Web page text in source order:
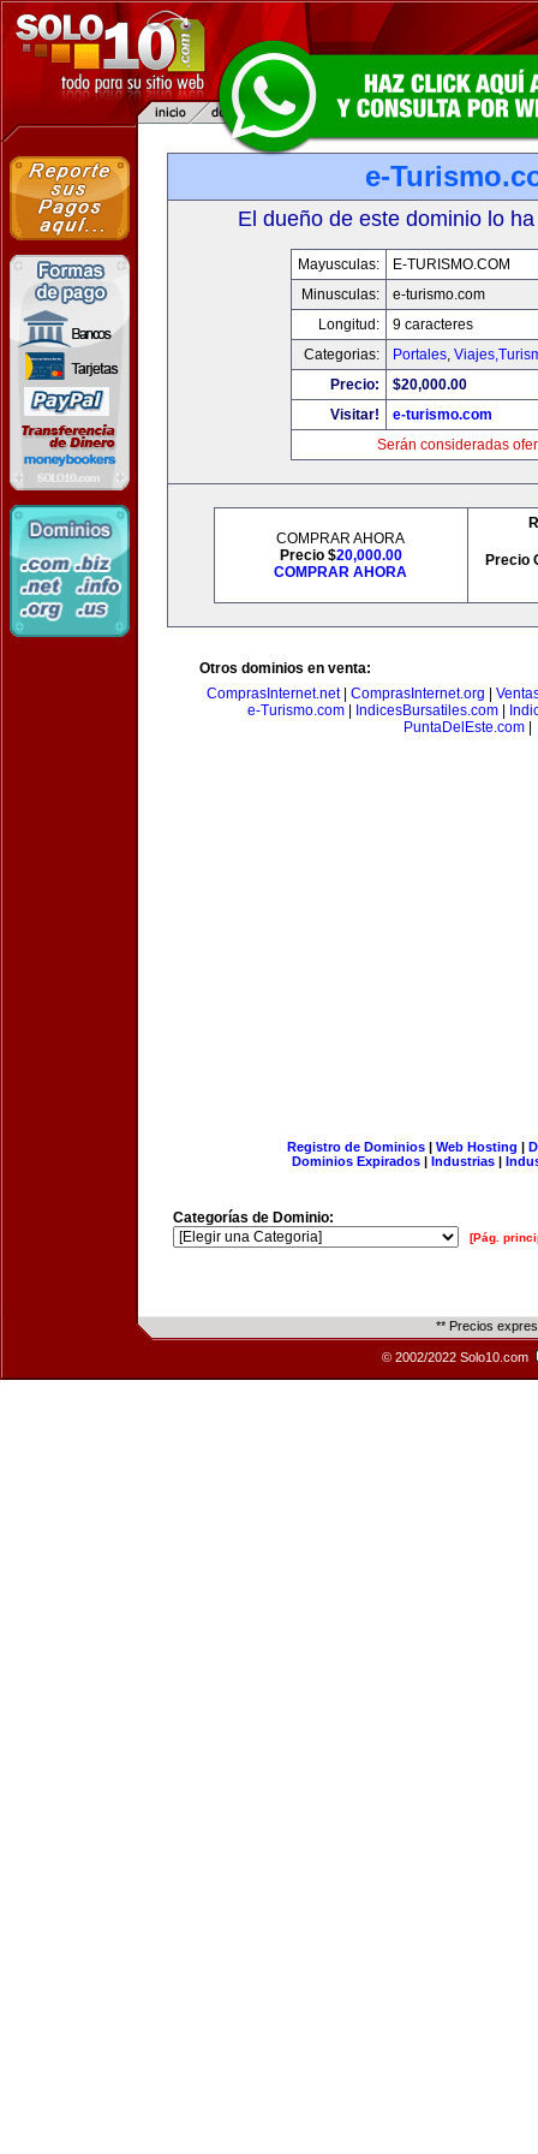
e-
El dueño de este dominio lo
Mayusculas:
E-TURISMO.COM
Minusculas:
e-turismo.com
Longitud:
9 caracteres
Categorias:
Portales,
Precio:
$20,000.00
Visitar!
e-turismo.com
Serán consideradas
COMPRAR AHORA
Precio $20,000.00
COMPRAR AHORA
Precio
Otros dominios en venta:
ComprasInternet.net| ComprasInternet.org
e-Turismo.com| IndicesBursatiles.com|
PuntaDelEste.com|
Registro de Dominios| Web Hosting |
Dominios Expirados | Industrias |
Categorías de Dominio:
[Pág.
** Precios
© 2002/2022 Solo10.com